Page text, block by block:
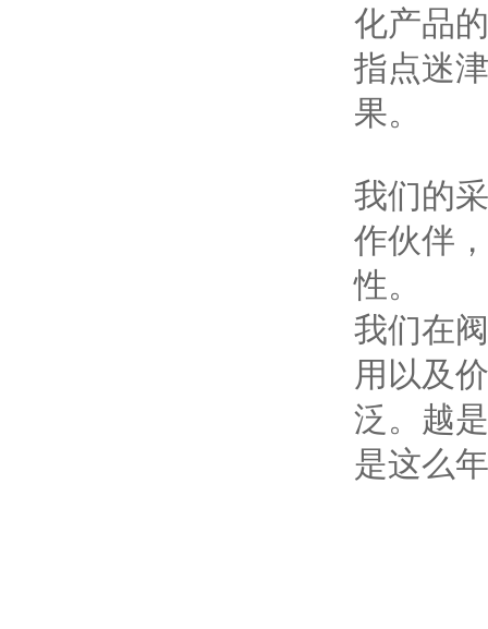
化产品
指点迷
果。
我们的
作伙伴
性。
我们在
用以及
泛。越
是这么